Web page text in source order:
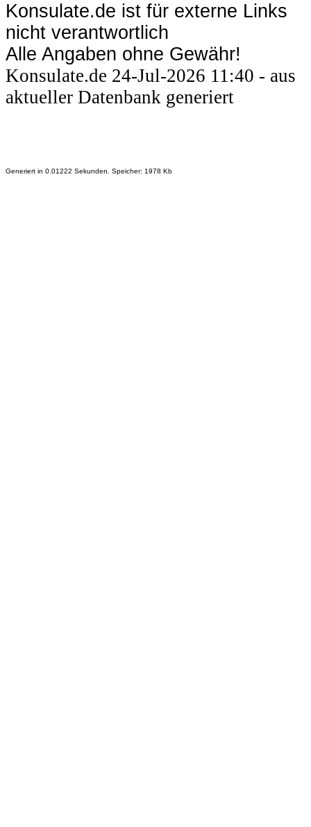
Konsulate.de ist für externe Links
nicht verantwortlich
Alle Angaben ohne Gewähr!
Konsulate.de 24-Jul-2026 11:40 - aus
aktueller Datenbank generiert
Generiert in 0.01222 Sekunden. Speicher: 1978 Kb